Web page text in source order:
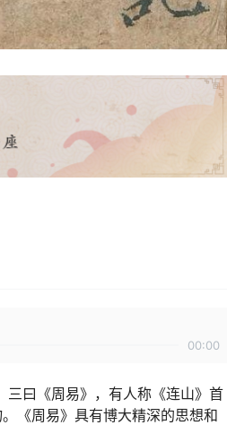
00:00
三曰《周易》，有人称《连山》首
《周易》具有博大精深的思想和